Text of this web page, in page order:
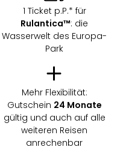
1 Ticket p.P.* für
Rulantica™: die
Wasserwelt des Europa-
Park
Mehr Flexibilität:
Gutschein 24 Monate
gültig und auch auf alle
weiteren Reisen
anrechenbar